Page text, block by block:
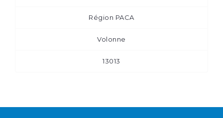
Région PACA
Volonne
13013